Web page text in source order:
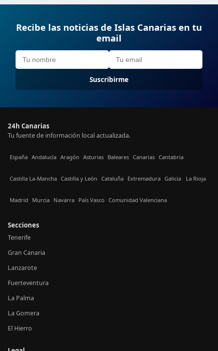
Recibe las noticias de Islas Canarias en tu
email
Suscribirme
24h Canarias
Tu fuente de información local actualizada.
España Andalucía Aragón Asturias Baleares Canarias Cantabria
Castilla La-Mancha Castilla y León Cataluña Extremadura Galicia La Rioja
Madrid Murcia Navarra País Vasco Comunidad Valenciana
Secciones
Tenerife
Gran Canaria
Lanzarote
Fuerteventura
La Palma
La Gomera
El Hierro